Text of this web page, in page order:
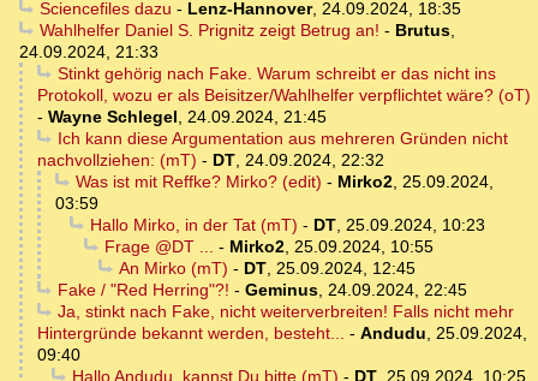
Sciencefiles dazu - Lenz-Hannover, 24.09.2024, 18:35
Wahlhelfer Daniel S. Prignitz zeigt Betrug an! - Brutus,
24.09.2024, 21:33
Stinkt gehörig nach Fake. Warum schreibt er das nicht ins
Protokoll, wozu er als Beisitzer/Wahlhelfer verpflichtet wäre? (oT)
- Wayne Schlegel, 24.09.2024, 21:45
Ich kann diese Argumentation aus mehreren Gründen nicht
nachvollziehen: (mT) - DT, 24.09.2024, 22:32
Was ist mit Reffke? Mirko? (edit) - Mirko2, 25.09.2024,
03:59
Hallo Mirko, in der Tat (mT) - DT, 25.09.2024, 10:23
Frage @DT ... - Mirko2, 25.09.2024, 10:55
An Mirko (mT) - DT, 25.09.2024, 12:45
Fake / "Red Herring"?! - Geminus, 24.09.2024, 22:45
Ja, stinkt nach Fake, nicht weiterverbreiten! Falls nicht mehr
Hintergründe bekannt werden, besteht... - Andudu, 25.09.2024,
09:40
Hallo Andudu, kannst Du bitte (mT) - DT, 25.09.2024, 10:25